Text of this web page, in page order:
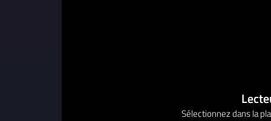
Sélectionnez dans la